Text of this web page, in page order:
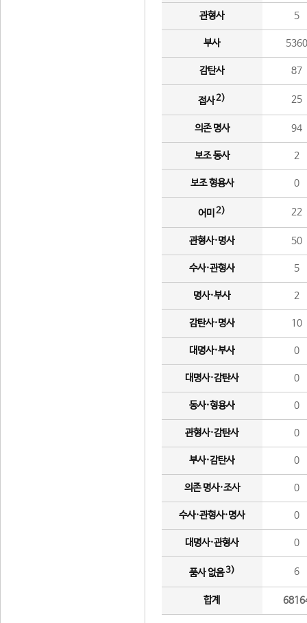
관형사 5
부사 5360
감탄사 87
접사2) 25
의존 명사 94
보조 동사 2
보조 형용사 0
어미 2) 22
관형사·명사 50
수사·관형사 5
명사·부사 2
감탄사·명사 10
대명사·부사 0
대명사·감탄사 0
동사·형용사 0
관형사·감탄사 0
부사·감탄사 0
의존 명사·조사 0
수사·관형사·명사 0
대명사·관형사 0
품사 없음3) 6
합계